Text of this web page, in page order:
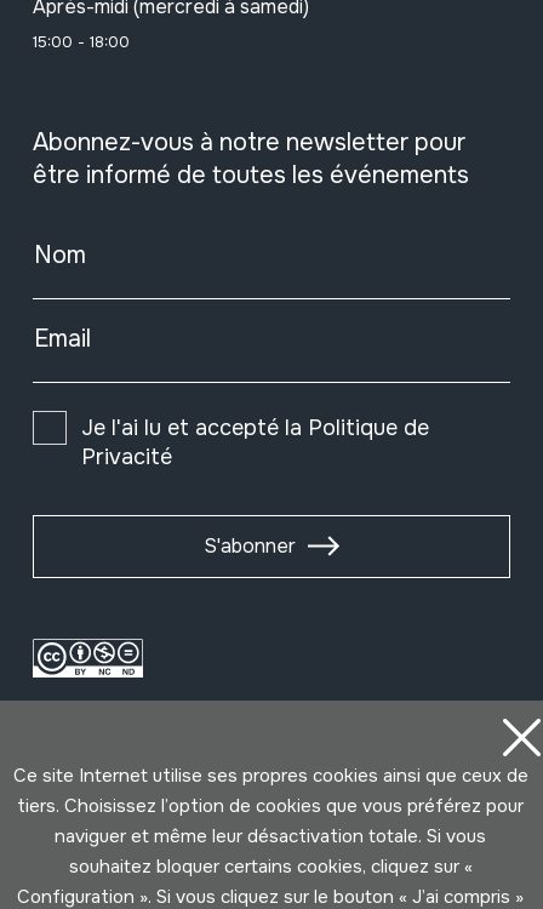
Après-midi (mercredi à samedi)
15:00 - 18:00
Abonnez-vous à notre newsletter pour
être informé de toutes les événements
Nom
Email
Je l'ai lu et accepté la Politique de
Privacité
S'abonner
Conditions d'Utilisation
Politique de Privacité
Cookies politique
Ce site Internet utilise ses propres cookies ainsi que ceux de
tiers. Choisissez l’option de cookies que vous préférez pour
naviguer et même leur désactivation totale. Si vous
souhaitez bloquer certains cookies, cliquez sur «
Configuration ». Si vous cliquez sur le bouton « J’ai compris »